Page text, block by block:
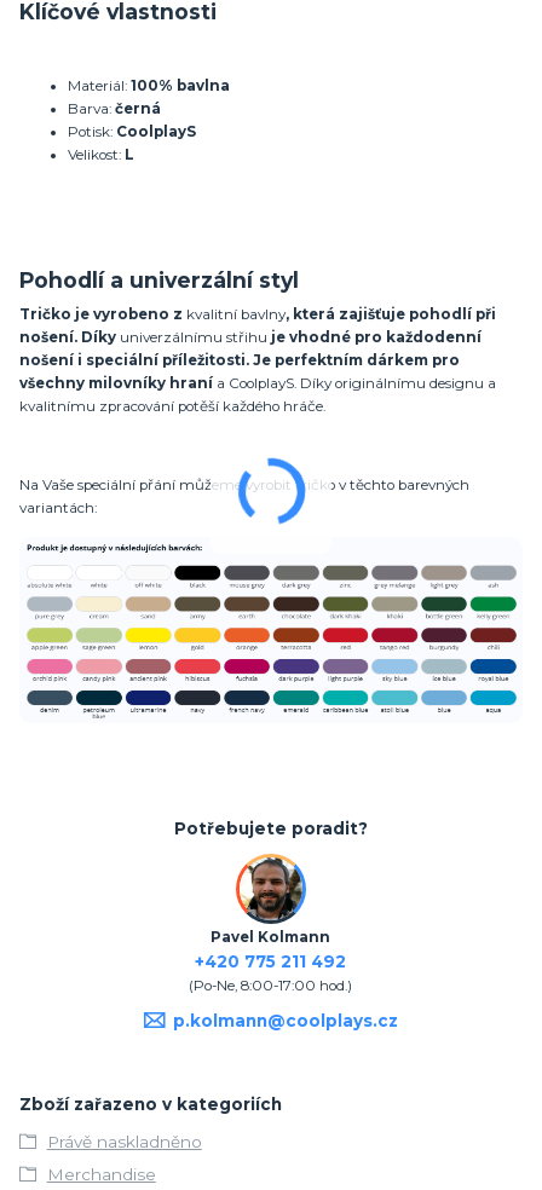
Klíčové vlastnosti
Materiál: 100% bavlna
Barva: černá
Potisk: CoolplayS
Velikost: L
Pohodlí a univerzální styl
Tričko je vyrobeno z kvalitní bavlny, která zajišťuje pohodlí při
nošení. Díky univerzálnímu střihu je vhodné pro každodenní
nošení i speciální příležitosti. Je perfektním dárkem pro
všechny milovníky hraní a CoolplayS. Díky originálnímu designu a
kvalitnímu zpracování potěší každého hráče.
Na Vaše speciální přání můžeme vyrobit tričko v těchto barevných
variantách:
Potřebujete poradit?
Pavel Kolmann
+420 775 211 492
(Po-Ne, 8:00-17:00 hod.)
p.kolmann@coolplays.cz
Zboží zařazeno v kategoriích
Právě naskladněno
Merchandise